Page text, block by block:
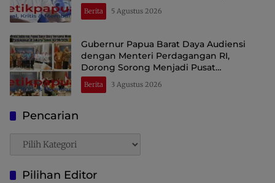
Berita 5 Agustus 2026
Gubernur Papua Barat Daya Audiensi
dengan Menteri Perdagangan RI,
Dorong Sorong Menjadi Pusat
Perdagangan dan Ekspor Kawasan Timur
Indonesia
Berita 3 Agustus 2026
Pencarian
Pencarian
Pilihan Editor